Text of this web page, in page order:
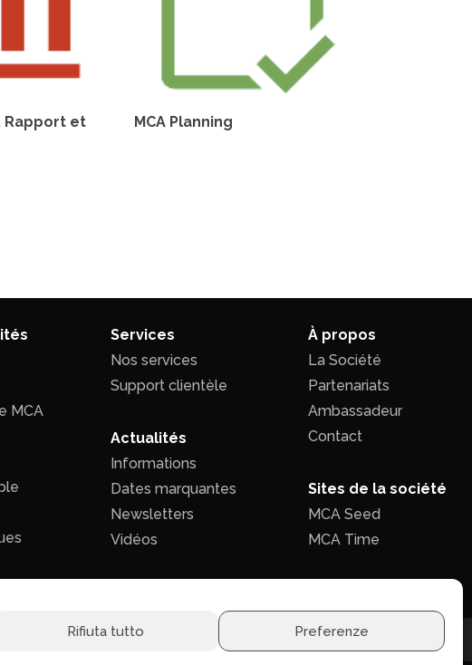
Rifiuta tutto Preferenze
Rapport et
MCA Planning
MCA
Services
Nos services
Support clientèle
Actualités
Informations
Dates marquantes
Newsletters
Vidéos
À propos
La Société
Partenariats
Ambassadeur
Contact
Sites de la société
MCA Seed
MCA Time